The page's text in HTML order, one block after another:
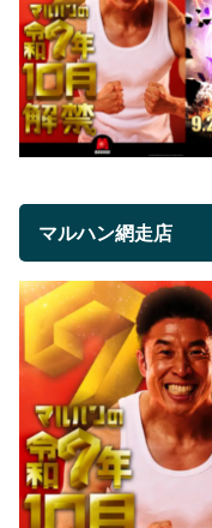
マルハン網走店